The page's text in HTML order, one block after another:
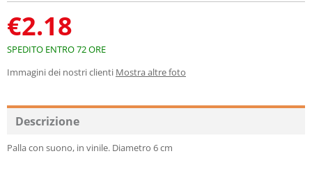
€2.18
SPEDITO ENTRO 72 ORE
Immagini dei nostri clienti Mostra altre foto
Descrizione
Palla con suono, in vinile. Diametro 6 cm